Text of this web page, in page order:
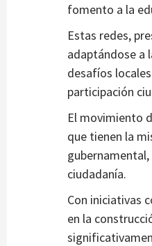
fomento a la
Estas redes,
adaptándose a
desafíos
participación
El movimiento
que tienen la
ciudadanía.
Con iniciativas
en la
Municipios
de agua
2